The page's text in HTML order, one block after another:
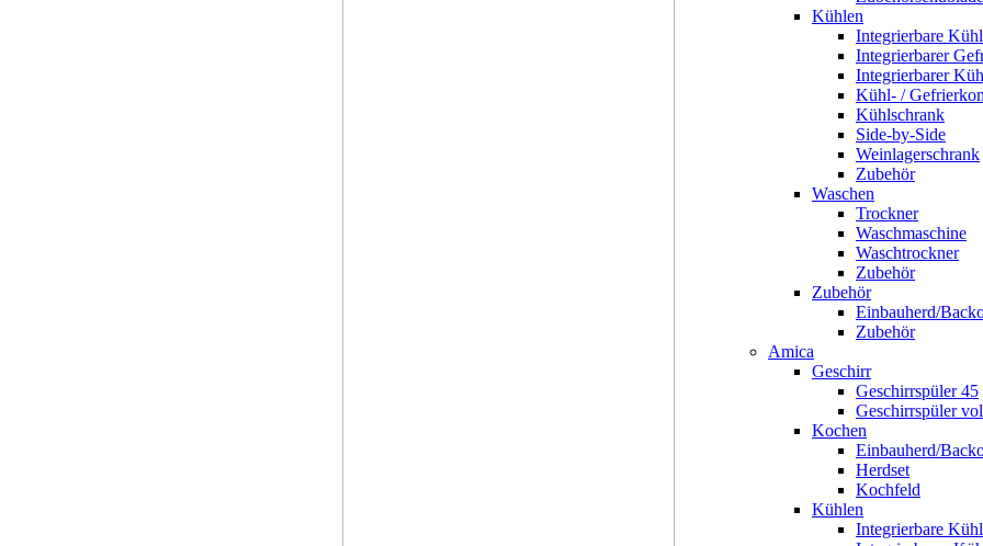
Kühlen
Integrierbare
Integrierbarer
Integrierbarer
Kühl- /
Kühlschrank
Side-by-Side
Weinlagerschrank
Zubehör
Waschen
Trockner
Waschmaschine
Waschtrockner
Zubehör
Zubehör
Einbauherd/
Zubehör
Amica
Geschirr
Geschirrspüler 45
Geschirrspüler
Kochen
Einbauherd/
Herdset
Kochfeld
Kühlen
Integrierbare